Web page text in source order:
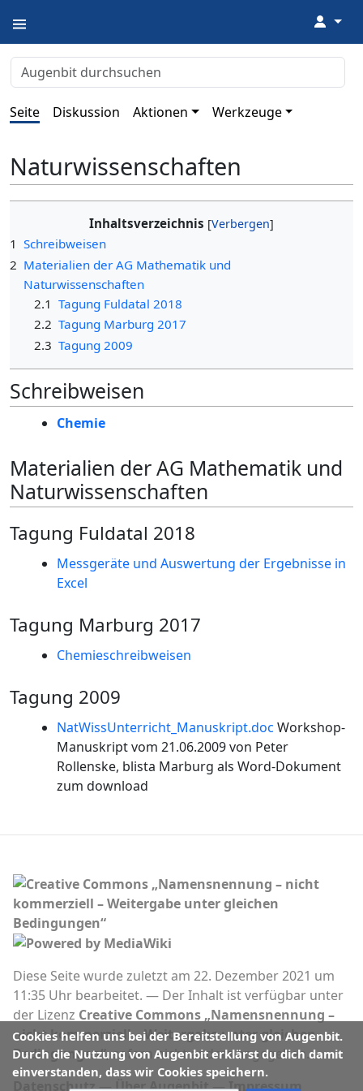
↓
Seite Diskussion Aktionen Werkzeuge
Naturwissenschaften
Inhaltsverzeichnis
1 Schreibweisen
2 Materialien der AG Mathematik und
Naturwissenschaften
2.1 Tagung Fuldatal 2018
2.2 Tagung Marburg 2017
2.3 Tagung 2009
Schreibweisen
Chemie
Materialien der AG Mathematik und
Naturwissenschaften
Tagung Fuldatal 2018
Messgeräte und Auswertung der Ergebnisse in
Excel
Tagung Marburg 2017
Chemieschreibweisen
Tagung 2009
NatWissUnterricht_Manuskript.doc Workshop-
Manuskript vom 21.06.2009 von Peter
Rollenske, blista Marburg als Word-Dokument
zum download
Cookies helfen uns bei der Bereitstellung von Augenbit.
Durch die Nutzung von Augenbit erklärst du dich damit
einverstanden, dass wir Cookies speichern.
Diese Seite wurde zuletzt am 22. Dezember 2021 um
11:35 Uhr bearbeitet.
Der Inhalt ist verfügbar unter
der Lizenz Creative Commons „Namensnennung –
nicht kommerziell – Weitergabe unter gleichen
Bedingungen“, sofern nicht anders angegeben.
Datenschutz
Über Augenbit Impressum